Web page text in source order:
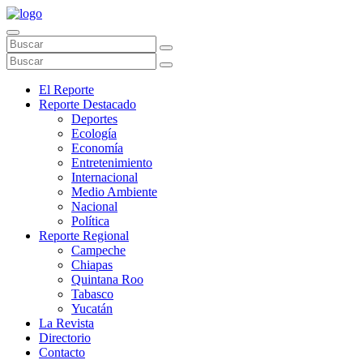
El Reporte
Reporte Destacado
Deportes
Ecología
Economía
Entretenimiento
Internacional
Medio Ambiente
Nacional
Política
Reporte Regional
Campeche
Chiapas
Quintana Roo
Tabasco
Yucatán
La Revista
Directorio
Contacto